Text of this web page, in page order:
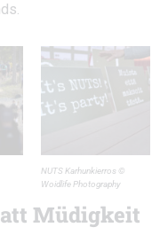
NUTS Karhunkierros ©
Woidlife Photography
Müdigkeit